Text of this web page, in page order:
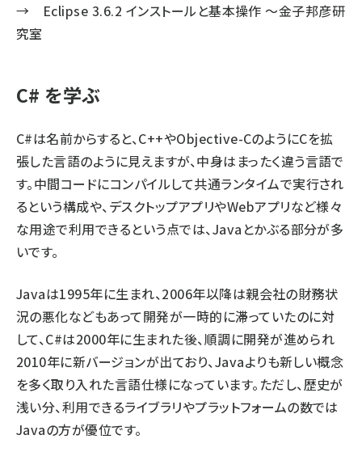
→ Eclipse 3.6.2 インストールと基本操作 ～金子邦彦研
究室
C# を学ぶ
C#は名前からすると、C++やObjective-CのようにCを拡
張した言語のように見えますが、中身はまったく違う言語で
す。中間コードにコンパイルして共通ランタイムで実行され
るという構成や、デスクトップアプリやWebアプリなど様々
な用途で利用できるという点では、Javaとかぶる部分が多
いです。
Javaは1995年に生まれ、2006年以降は親会社の財務状
況の悪化などもあって開発が一時的に滞っていたのに対
して、C#は2000年に生まれた後、順調に開発が進められ
2010年に新バージョンが出ており、Javaよりも新しい概念
を多く取り入れた言語仕様になっています。ただし、歴史が
浅い分、利用できるライブラリやプラットフォームの数では
Javaの方が優位です。